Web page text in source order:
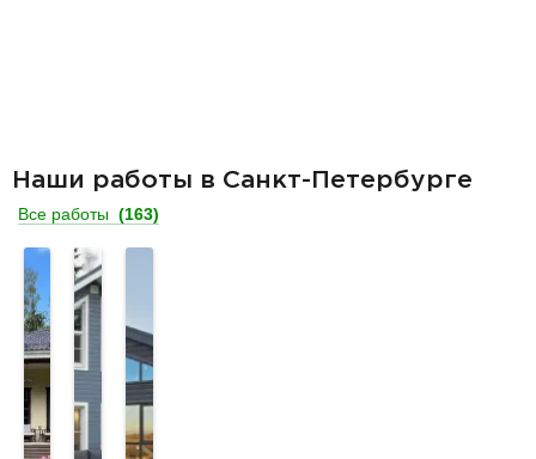
Наши работы в Санкт-Петербурге
Все работы (163)